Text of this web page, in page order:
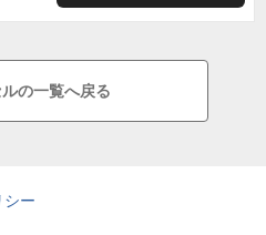
の一覧へ戻る
ー